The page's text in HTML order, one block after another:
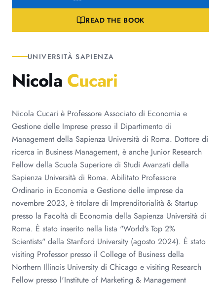
READ THE BOOK
UNIVERSITÀ SAPIENZA
Nicola Cucari
Nicola Cucari è Professore Associato di Economia e
Gestione delle Imprese presso il Dipartimento di
Management della Sapienza Università di Roma. Dottore di
ricerca in Business Management, è anche Junior Research
Fellow della Scuola Superiore di Studi Avanzati della
Sapienza Università di Roma. Abilitato Professore
Ordinario in Economia e Gestione delle imprese da
novembre 2023, è titolare di Imprenditorialità & Startup
presso la Facoltà di Economia della Sapienza Università di
Roma. È stato inserito nella lista "World's Top 2%
Scientists" della Stanford University (agosto 2024). È stato
visiting Professor presso il College of Business della
Northern Illinois University di Chicago e visiting Research
Fellow presso l'Institute of Marketing & Management